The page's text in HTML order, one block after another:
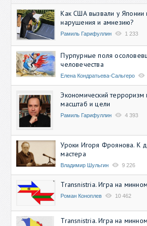
Как США вызвали у Японии
нарушения и амнезию?
Рамиль Гарифуллин 1 233
Пурпурные поля
человечества
Елена Кондратьева-Сальгеро
Экономический терроризм
масштаб и цели
Рамиль Гарифуллин 4 393
Уроки Игоря Фроянова. К
мастера
Владимир Шульгин 9 226
Transnistria. Игра на
Роман Коноплев 10 462
Transnistria. Игра на